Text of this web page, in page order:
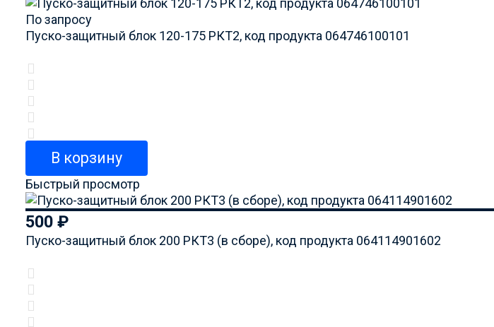
По запросу
Пуско-защитный блок 120-175 РКТ2, код продукта 064746100101
В корзину
Быстрый просмотр
500 ₽
Пуско-защитный блок 200 РКТ3 (в сборе), код продукта 064114901602